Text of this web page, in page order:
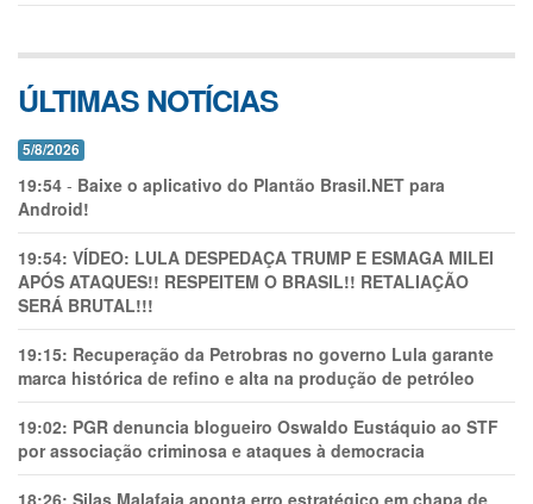
ÚLTIMAS NOTÍCIAS
5/8/2026
19:54 - Baixe o aplicativo do Plantão Brasil.NET para
Android!
19:54: VÍDEO: LULA DESPEDAÇA TRUMP E ESMAGA MILEI
APÓS ATAQUES!! RESPEITEM O BRASIL!! RETALIAÇÃO
SERÁ BRUTAL!!!
19:15: Recuperação da Petrobras no governo Lula garante
marca histórica de refino e alta na produção de petróleo
19:02: PGR denuncia blogueiro Oswaldo Eustáquio ao STF
por associação criminosa e ataques à democracia
18:26: Silas Malafaia aponta erro estratégico em chapa de